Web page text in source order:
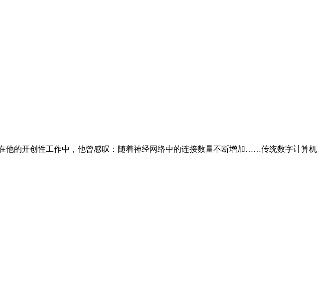
的开创性工作中，他曾感叹：随着神经网络中的连接数量不断增加……传统数字计算机